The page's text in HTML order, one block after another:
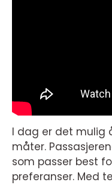
I dag er det mulig
måter.
som passer best
preferanser. Med